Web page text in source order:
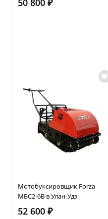
50 800 ₽
Мотобуксировщик Forza
МБС2-6В в Улан-Удэ
52 600 ₽